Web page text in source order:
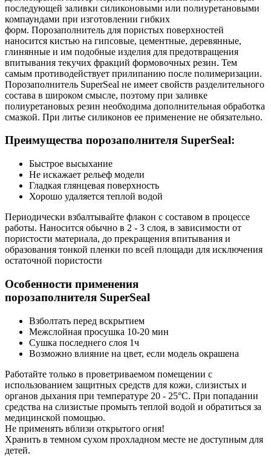
последующей заливки силиконовыми или полиуретановыми
компаундами при изготовлении гибких
форм. Порозаполнитель для пористых поверхностей
наносится кистью на гипсовые, цементные, деревянные,
глинянные и им подобные изделия для предотвращения
впитывания текучих фракций формовочных резин. Тем
самым противодействует прилипанию после полимеризации.
Порозаполнитель SuperSeal не имеет свойств разделительного
состава в широком смысле, поэтому при заливке
полиуретановых резин необходима дополнительная обработка
смазкой. При литье силиконов ее применение не обязательно.
Преимущества порозаполнителя SuperSeal:
Быстрое высыхание
Не искажает рельеф модели
Гладкая глянцевая поверхность
Хорошо удаляется теплой водой
Периодически взбалтывайте флакон с составом в процессе
работы. Наносится обычно в 2 - 3 слоя, в зависимости от
пористости материала, до прекращения впитывания и
образования тонкой пленки по всей площади для исключения
остаточной пористости
Особенности применения
порозаполнителя SuperSeal
Взболтать перед вскрытием
Межслойная просушка 10-20 мин
Сушка последнего слоя 1ч
Возможно влияние на цвет, если модель окрашена
Работайте только в проветриваемом помещении с
использованием защитных средств для кожи, слизистых и
органов дыхания при температуре 20 - 25°C. При попадании
средства на слизистые промыть теплой водой и обратиться за
медицинской помощью.
Не применять вблизи открытого огня!
Хранить в темном сухом прохладном месте не доступным для
детей.